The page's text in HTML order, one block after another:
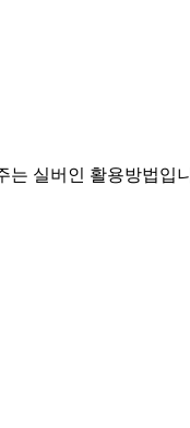
실버인 활용방법입